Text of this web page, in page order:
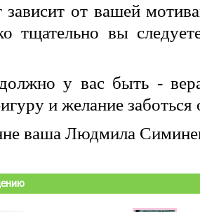
зависит от вашей
тщательно вы
у вас быть -
и желание заботься
ваша Людмила